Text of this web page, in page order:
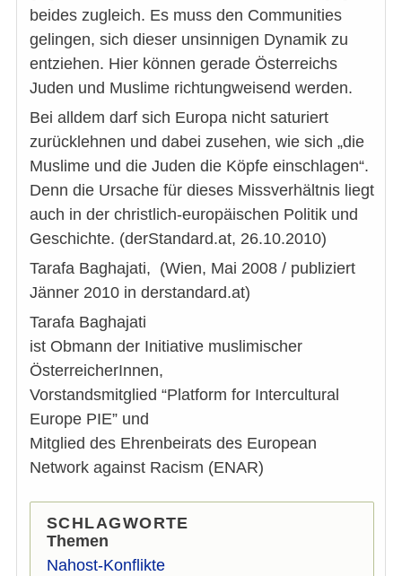
beides zugleich. Es muss den Communities
gelingen, sich dieser unsinnigen Dynamik zu
entziehen. Hier können gerade Österreichs
Juden und Muslime richtungweisend werden.
Bei alldem darf sich Europa nicht saturiert
zurücklehnen und dabei zusehen, wie sich „die
Muslime und die Juden die Köpfe einschlagen“.
Denn die Ursache für dieses Missverhältnis liegt
auch in der christlich-europäischen Politik und
Geschichte. (derStandard.at, 26.10.2010)
Tarafa Baghajati, (Wien, Mai 2008 / publiziert
Jänner 2010 in derstandard.at)
Tarafa Baghajati
ist Obmann der Initiative muslimischer
ÖsterreicherInnen,
Vorstandsmitglied “Platform for Intercultural
Europe PIE” und
Mitglied des Ehrenbeirats des European
Network against Racism (ENAR)
SCHLAGWORTE
Themen
Nahost-Konflikte